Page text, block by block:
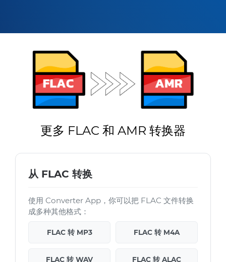
更多 FLAC 和 AMR 转换器
从 FLAC 转换
使用 Converter App，你可以把 FLAC 文件转换
成多种其他格式：
FLAC 转 MP3 FLAC 转 M4A
FLAC 转 WAV FLAC 转 ALAC